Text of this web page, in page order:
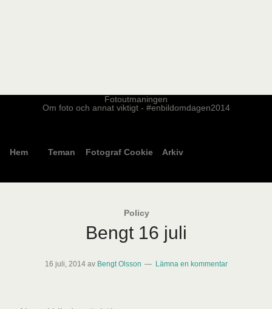
Fotoutmaningen
Om foto och annat viktigt - #enbildomdagen2014
Hem Teman Fotograf Cookie
Policy
Arkiv
Bengt 16 juli
16 juli, 2014av Bengt Olsson Lämna en kommentar